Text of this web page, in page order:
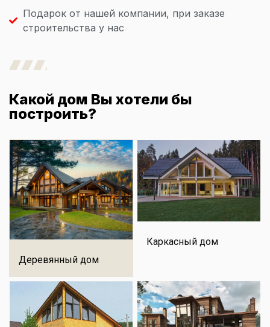
Подарок от нашей компании, при заказе
строительства у нас
Какой дом Вы хотели бы
построить?
Деревянный дом
Каркасный дом